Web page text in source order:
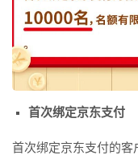
首次绑定京东支付
首次绑定京东支付的客